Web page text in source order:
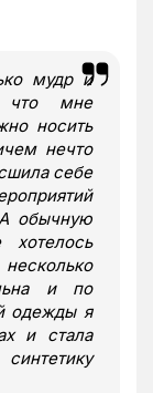
мудр и
что мне
носить
нечто
себе
обычную
и по
одежды я
и стала